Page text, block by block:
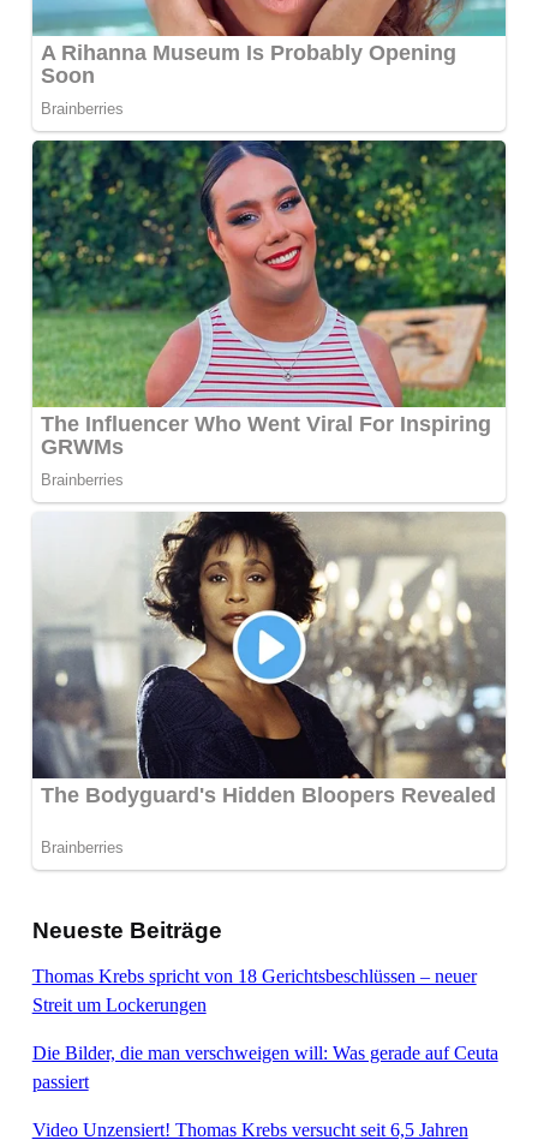
Neueste Beiträge
Thomas Krebs spricht von 18 Gerichtsbeschlüssen – neuer
Streit um Lockerungen
Die Bilder, die man verschweigen will: Was gerade auf Ceuta
passiert
Video Unzensiert! Thomas Krebs versucht seit 6,5 Jahren